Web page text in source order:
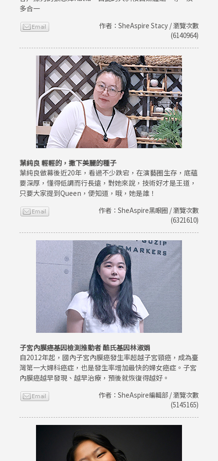
多合一
作者：SheAspire Stacy / 瀏覽次數
(6140964)
葉純良 輕輕的，撒下美麗的種子
葉純良做幕後近20年，看過不少跌宕，在演藝圈生存，底蘊
要深厚，懂得低調而行長遠，對她來說，技術好才是王道，
只要大家提到Queen，便知道，哦，她是誰！
作者：SheAspire黑眼圈 / 瀏覽次數
(6321610)
子宮內膜癌基因檢測推動者 酷氏基因林淑娟
自2012年起，國內子宮內膜癌發生率超越子宮頸癌，成為臺
灣第一大婦科癌症，也是發生率增加最快的婦女癌症。子宮
內膜癌越早發現、越早治療，預後就恢復得越好。
作者：SheAspire編輯部 / 瀏覽次數
(5145165)